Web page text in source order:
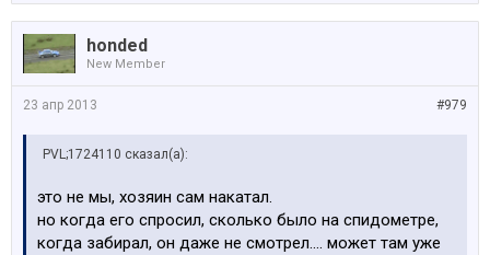
honded
New Member
#979
23 апр 2013
PVL;1724110 сказал(а):
это не мы, хозяин сам накатал.
но когда его спросил, сколько было на спидометре,
когда забирал, он даже не смотрел.... может там уже